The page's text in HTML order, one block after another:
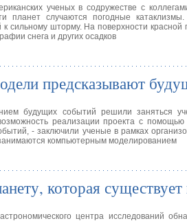
ученых в содружестве с
планет случаются погодные
сильному шторму. На поверхности
снега и других осадков
предсказывают
будущих событий решили заняться
реализации проекта с
- заключили ученые в рамках
компьютерным моделированием
которая
центра исследований